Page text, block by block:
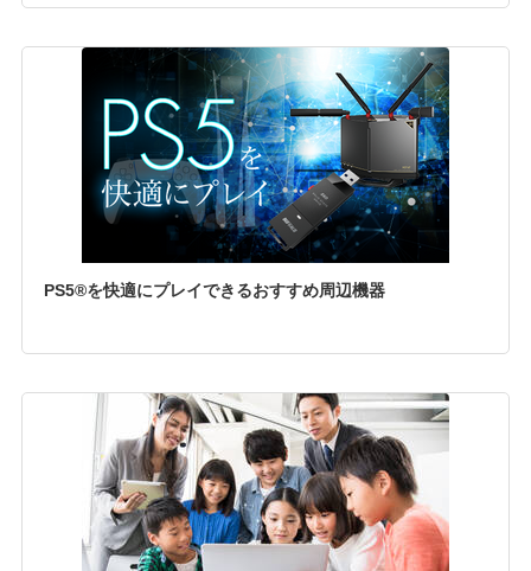
PS5®を快適にプレイできるおすすめ周辺機器